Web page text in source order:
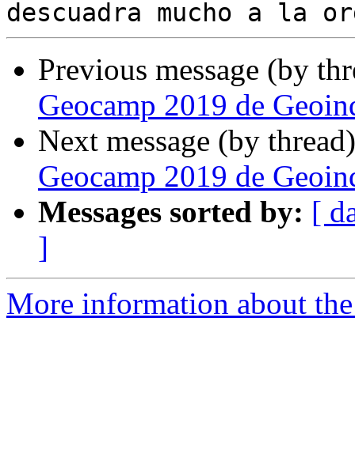
Previous message (by
Geocamp 2019 de
Next message (by
Geocamp 2019 de
Messages sorted by: [
]
More information about